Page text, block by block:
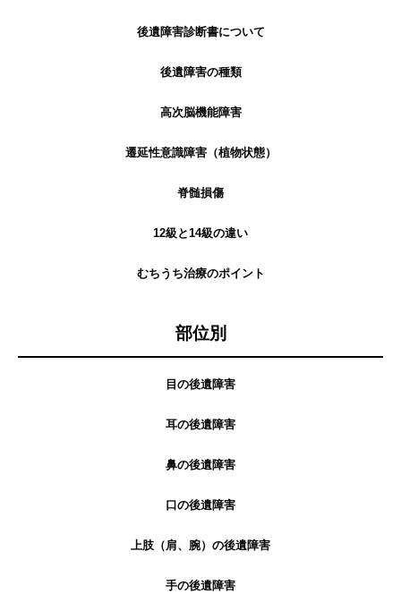
後遺障害診断書について
後遺障害の種類
高次脳機能障害
遷延性意識障害（植物状態）
脊髄損傷
12級と14級の違い
むちうち治療のポイント
部位別
目の後遺障害
耳の後遺障害
鼻の後遺障害
口の後遺障害
上肢（肩、腕）の後遺障害
手の後遺障害